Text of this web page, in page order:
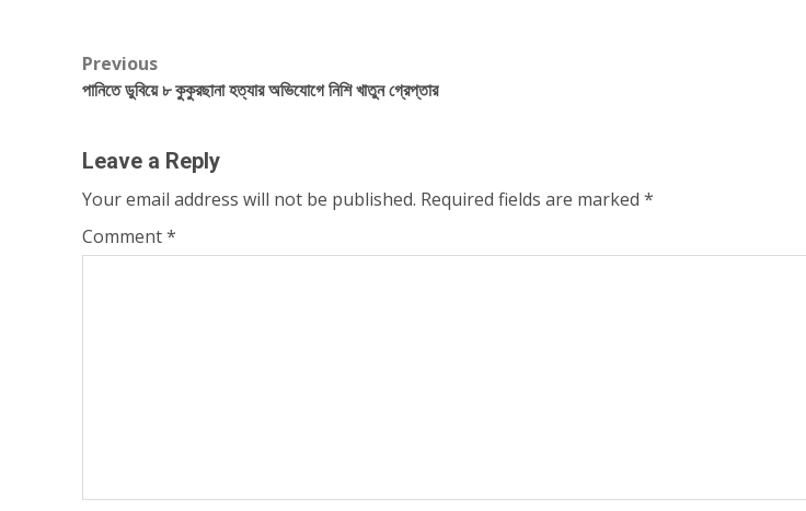
Post
navigation
Previous
পানিতে ডুবিয়ে ৮ কুকুরছানা হত্যার অভিযোগে নিশি খাতুন গ্রেপ্তার
Leave a Reply
Your email address will not be published. Required fields are marked *
Comment*